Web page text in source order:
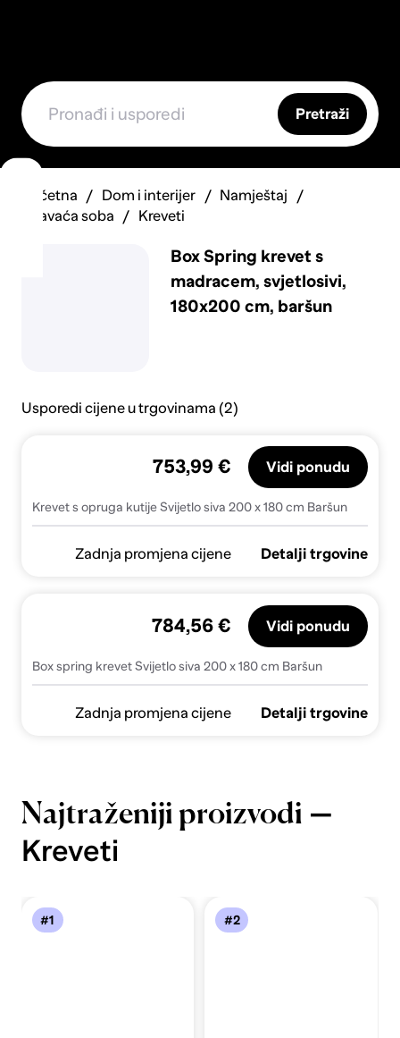
Pretraži
Početna Dom i interijer
Namještaj
Spavaća soba
Kreveti
Box Spring krevet s
madracem, svjetlosivi,
180x200 cm, baršun
Usporedi cijene u trgovinama (2)
Krevet s opruga kutije Svijetlo siva 200 x 180 cm Baršun
753,99 € Vidi ponudu
Zadnja promjena cijene Detalji trgovine
Box spring krevet Svijetlo siva 200 x 180 cm Baršun
784,56 € Vidi ponudu
Zadnja promjena cijene Detalji trgovine
Najtraženiji proizvodi —
Kreveti
#1 #2